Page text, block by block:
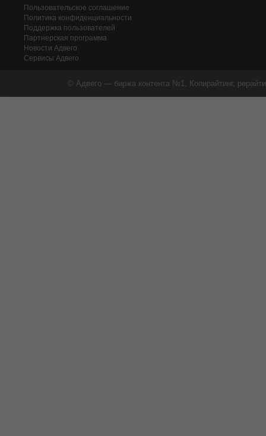
Пользовательское соглашение
Политика конфиденциальности
Поддержка пользователей
Партнерская программа
Новости Адвего
Сервисы Адвего
© Адвего — биржа контента №1. Копирайтинг,